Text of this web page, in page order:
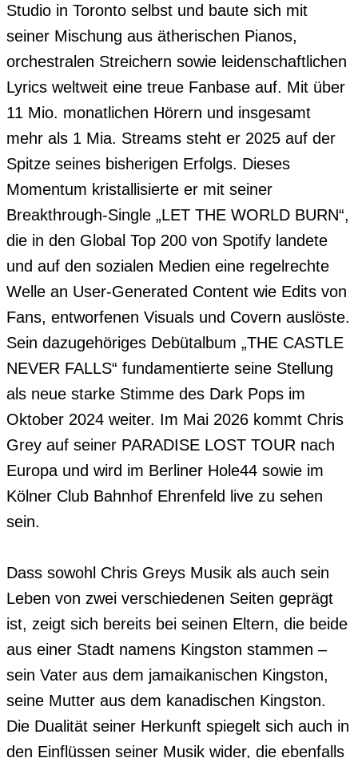
Studio in Toronto selbst und baute sich mit
seiner Mischung aus ätherischen Pianos,
orchestralen Streichern sowie leidenschaftlichen
Lyrics weltweit eine treue Fanbase auf. Mit über
11 Mio. monatlichen Hörern und insgesamt
mehr als 1 Mia. Streams steht er 2025 auf der
Spitze seines bisherigen Erfolgs. Dieses
Momentum kristallisierte er mit seiner
Breakthrough-Single „LET THE WORLD BURN“,
die in den Global Top 200 von Spotify landete
und auf den sozialen Medien eine regelrechte
Welle an User-Generated Content wie Edits von
Fans, entworfenen Visuals und Covern auslöste.
Sein dazugehöriges Debütalbum „THE CASTLE
NEVER FALLS“ fundamentierte seine Stellung
als neue starke Stimme des Dark Pops im
Oktober 2024 weiter. Im Mai 2026 kommt Chris
Grey auf seiner PARADISE LOST TOUR nach
Europa und wird im Berliner Hole44 sowie im
Kölner Club Bahnhof Ehrenfeld live zu sehen
sein.
Dass sowohl Chris Greys Musik als auch sein
Leben von zwei verschiedenen Seiten geprägt
ist, zeigt sich bereits bei seinen Eltern, die beide
aus einer Stadt namens Kingston stammen –
sein Vater aus dem jamaikanischen Kingston,
seine Mutter aus dem kanadischen Kingston.
Die Dualität seiner Herkunft spiegelt sich auch in
den Einflüssen seiner Musik wider, die ebenfalls